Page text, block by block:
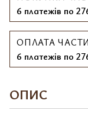
6 платежів по
ОПЛАТА
6 платежів по
ОПИС